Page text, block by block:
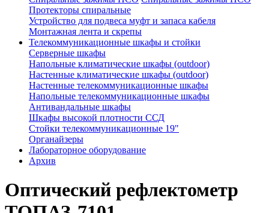
Протекторы спиральные
Устройство для подвеса муфт и запаса кабеля
Монтажная лента и скрепы
Телекоммуникационные шкафы и стойки
Серверные шкафы
Напольные климатические шкафы (outdoor)
Настенные климатические шкафы (outdoor)
Настенные телекоммуникационные шкафы
Напольные телекоммуникационные шкафы
Антивандальные шкафы
Шкафы высокой плотности ССД
Стойки телекоммуникационные 19"
Органайзеры
Лабораторное оборудование
Архив
Оптический рефлектометр